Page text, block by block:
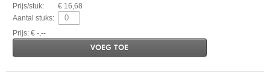
Prijs/stuk:
€ 16,68
Aantal stuks:
Prijs: € -,--
VOEG TOE